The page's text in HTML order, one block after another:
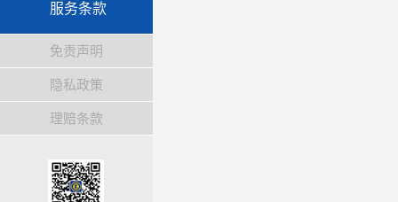
服务条款
免责声明
隐私政策
理赔条款